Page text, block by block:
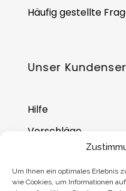
Um Ihnen ein optimales Erlebnis
wie Cookies, um Informationen
Häufig gestellte
Unser
Hilfe
Vorschläge
Wo Sie uns finden
Saldo der